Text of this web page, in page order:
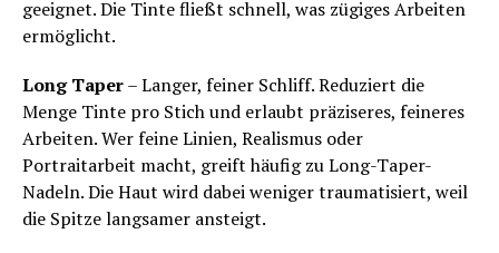
geeignet. Die Tinte fließt schnell, was zügiges Arbeiten
ermöglicht.
Long Taper– Langer, feiner Schliff. Reduziert die
Menge Tinte pro Stich und erlaubt präziseres, feineres
Arbeiten. Wer feine Linien, Realismus oder
Portraitarbeit macht, greift häufig zu Long-Taper-
Nadeln. Die Haut wird dabei weniger traumatisiert, weil
die Spitze langsamer ansteigt.